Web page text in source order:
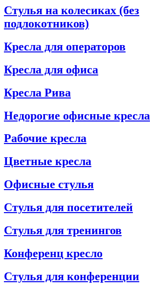
Стулья на колесиках (без
подлокотников)
Кресла для операторов
Кресла для офиса
Кресла Рива
Недорогие офисные кресла
Рабочие кресла
Цветные кресла
Офисные стулья
Стулья для посетителей
Стулья для тренингов
Конференц кресло
Стулья для конференции